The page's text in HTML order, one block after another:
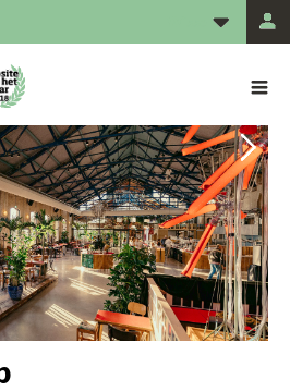
Vorige
Vorige
van {city: city}